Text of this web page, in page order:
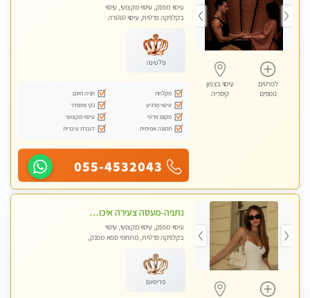
לפרטים
נוספים
עיסוי בצפון
קיסריה
עיסוי מפנק, עיסוי מקצועי, עיסוי
בקלניקה פרטית, עיסוי טנטרה
פלטינה
מקלחת
חניה חינם
עיסוי מרגיע
נקי ומסודר
מקום פרטי
עיסוי מקצועי
תמונה אמיתית
דוברת עיברית
055-4532043
נתניה-מעסה צעירה איכותית וקלאסית מזמינה אותך לעיסוי נעים מפנק ומרגיע . . . ללא מין ! highly recommended..new in the city
עיסוי מפנק, עיסוי מקצועי, עיסוי
בקלניקה פרטית, מתחמי ספא מפנק,
פרימיום